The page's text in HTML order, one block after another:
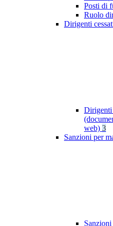
Posti di
Ruolo
Dirigenti
Dirigenti
web) 3
Sanzioni per